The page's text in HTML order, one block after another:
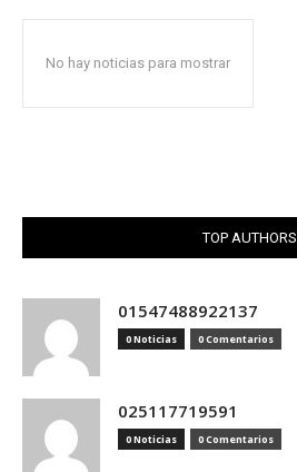
No hay noticias para mostrar
TOP AUTHORS
01547488922137
0 Noticias 0 Comentarios
025117719591
0 Noticias 0 Comentarios